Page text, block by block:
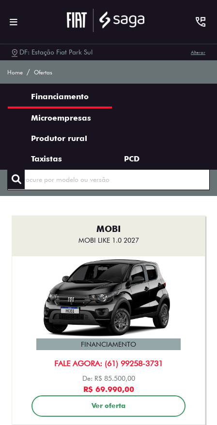
DF: Estação Fiat Park Sul Alterar
Home Ofertas
Financiamento
Microempresas
Produtor rural
Taxistas PCD
Ofertas Saga Fiat
MOBI
MOBI LIKE 1.0 2027
FALE AGORA: (61) 99258-3731
FINANCIAMENTO
De: R$ 85.500,00
R$ 69.990,00
Ver oferta